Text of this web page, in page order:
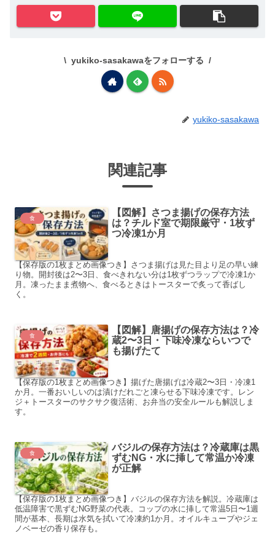
yukiko-sasakawaをフォローする
yukiko-sasakawa
関連記事
食
【図解】さつま揚げの保存方法
は？チルド室で期限厳守・1枚ず
つ冷凍1か月
【保存版の1枚まとめ画像つき】さつま揚げは見た目より足の早い練
り物。開封後は2〜3日、食べきれない分は1枚ずつラップで冷凍1か
月。凍ったまま煮物へ、食べるときはトースターで炙って香ばし
く。
食
【図解】唐揚げの保存方法は？冷
蔵2〜3日・下味冷凍ならいつで
も揚げたて
【保存版の1枚まとめ画像つき】揚げた唐揚げは冷蔵2〜3日・冷凍1
か月。一番おいしいのは漬けだれごと凍らせる下味冷凍です。レン
ジ＋トースターのサクサク復活術、お弁当の安全ルールも解説しま
す。
食
バジルの保存方法は？冷蔵庫は黒
ずむNG・水に挿して常温か冷凍
が正解
【保存版の1枚まとめ画像つき】バジルの保存方法を解説。冷蔵庫は
低温障害で黒ずむNG野菜の代表。コップの水に挿して常温5日〜1週
間が基本、長期は水気を拭いて冷凍約1か月。オイルキューブやジェ
ノベーゼの香り保存も。